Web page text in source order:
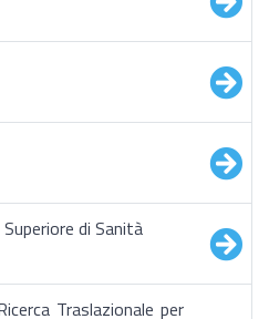
di Sanità
Traslazionale per